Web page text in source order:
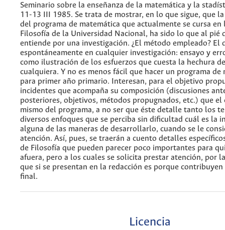
Seminario sobre la enseñanza de la matemática y la
11-13 III 1985. Se trata de mostrar, en lo que sigue, que
del programa de matemática que actualmente se cursa en
Filosofía de la Universidad Nacional, ha sido lo que al pié
entiende por una investigación. ¿El método empleado? El
espontáneamente en cualquier investigación: ensayo y
como ilustración de los esfuerzos que cuesta la hechura
cualquiera. Y no es menos fácil que hacer un programa de
para primer año primario. Interesan, para el objetivo
incidentes que acompaña su composición (discusiones
posteriores, objetivos, métodos propugnados, etc.) que el
mismo del programa, a no ser que éste detalle tanto los
diversos enfoques que se perciba sin dificultad cuál es la
alguna de las maneras de desarrollarlo, cuando se le
atención. Así, pues, se traerán a cuento detalles
de Filosofía que pueden parecer poco importantes para
afuera, pero a los cuales se solicita prestar atención, por
que si se presentan en la redacción es porque
final.
Licencia